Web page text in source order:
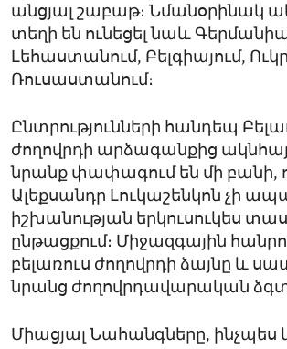
անցյալ շաբաթ։ Նմանօրինակ
տեղի են ունեցել նաև
Լեհաստանում, Բելգիայում,
Ռուսաստանում։
Ընտրությունների հանդեպ
ժողովրդի արձագանքից
նրանք փափագում են մի բանի,
Ալեքսանդր Լուկաշենկոն չի
իշխանության երկուսուկես
ընթացքում։ Միջազգային
բելառուս ժողովրդի ձայնը և
նրանց ժողովրդավարական
Միացյալ Նահանգները, ինչպես